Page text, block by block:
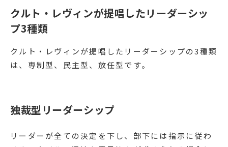
クルト・レヴィンが提唱したリーダーシッ
プ3種類
クルト・レヴィンが提唱したリーダーシップの3種類
は、専制型、民主型、放任型です。
独裁型リーダーシップ
リーダーが全ての決定を下し、部下には指示に従わ